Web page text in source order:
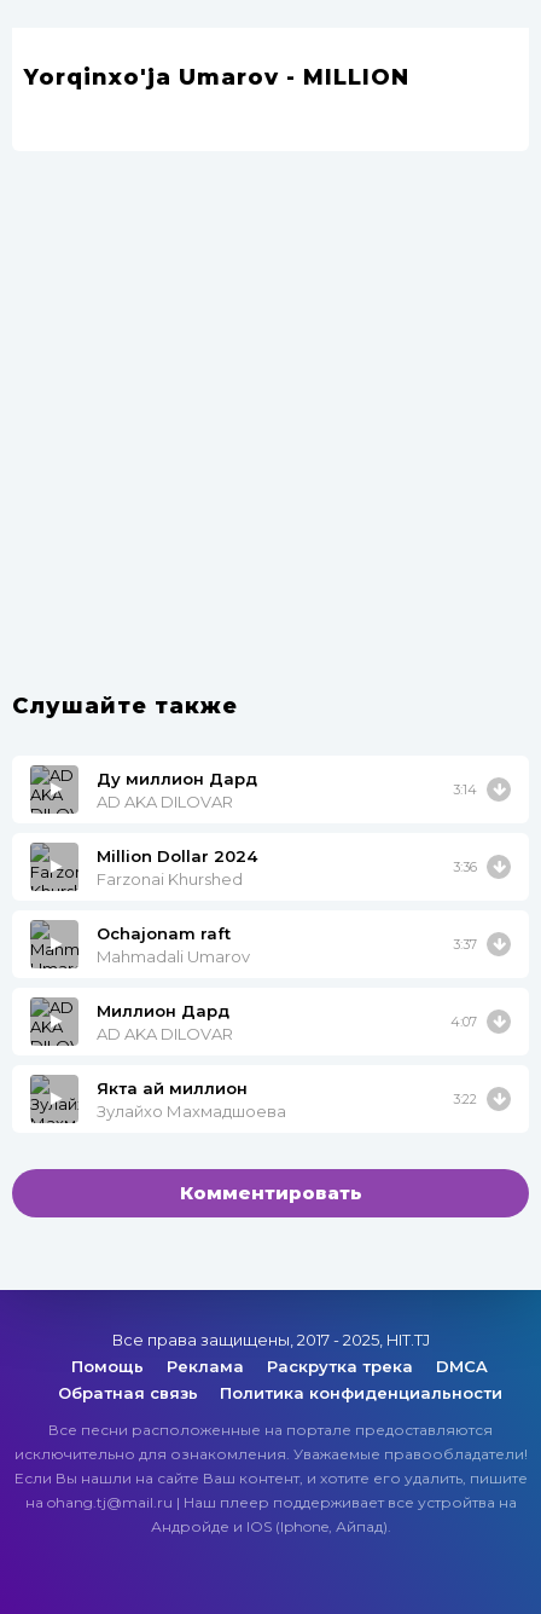
Yorqinxo'ja Umarov - MILLION
Слушайте также
Ду миллион Дард
AD AKA DILOVAR
3:14
Million Dollar 2024
Farzonai Khurshed
3:36
Ochajonam raft
Mahmadali Umarov
3:37
Миллион Дард
AD AKA DILOVAR
4:07
Якта ай миллион
Зулайхо Махмадшоева
3:22
Комментировать
Все права защищены, 2017 - 2025, HIT.TJ
Помощь
Реклама Раскрутка трека
DMCA
Обратная связь
Политика конфиденциальности
Все песни расположенные на портале предоставляются
исключительно для ознакомления. Уважаемые правообладатели!
Если Вы нашли на сайте Ваш контент, и хотите его удалить, пишите
на ohang.tj@mail.ru | Наш плеер поддерживает все устройтва на
Андройде и IOS (Iphone, Айпад).